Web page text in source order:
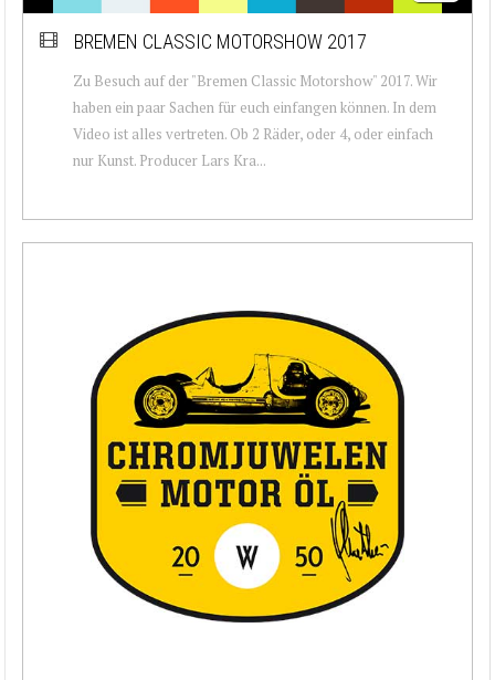
BREMEN CLASSIC MOTORSHOW 2017
Zu Besuch auf der "Bremen Classic Motorshow" 2017. Wir
haben ein paar Sachen für euch einfangen können. In dem
Video ist alles vertreten. Ob 2 Räder, oder 4, oder einfach
nur Kunst. Producer Lars Kra...